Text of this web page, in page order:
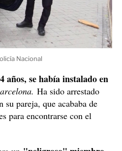
Nacional
años, se había instalado en
Ha sido arrestado
su pareja, que acababa de
para encontrarse con el